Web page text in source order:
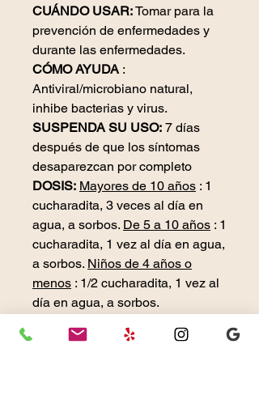
CUÁNDO USAR:Tomar para la
prevención de enfermedades y
durante las enfermedades.
CÓMO AYUDA :
Antiviral/microbiano natural,
inhibe bacterias y virus.
SUSPENDA SU USO: 7 días
después de que los síntomas
desaparezcan por completo
DOSIS: Mayores de 10 años : 1
cucharadita, 3 veces al día en
agua, a sorbos. De 5 a 10 años : 1
cucharadita, 1 vez al día en agua,
a sorbos. Niños de 4 años o
menos : 1/2 cucharadita, 1 vez al
día en agua, a sorbos.
las personas, no recomendado